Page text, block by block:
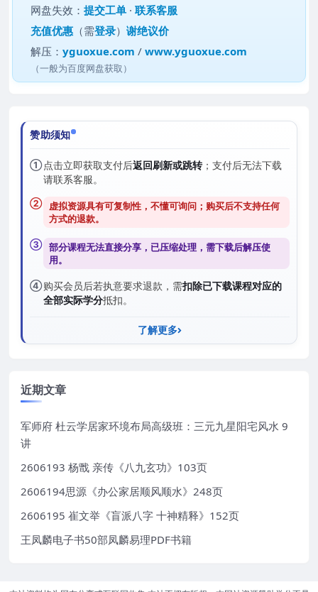
网盘失效：提交工单 ·联系客服
充值优惠 （需登录）谢绝议价
解压：yguoxue.com /www.yguoxue.com
（一般为百度网盘获取）
赞助须知
①点击立即获取支付后返回刷新或跳转；支付后无法下载
请联系客服。
② 虚拟资源具有可复制性，不懂可询问；购买后不支持任何
方式的退款。
③ 部分课程无法直接分享，已压缩处理，需下载后解压使
用。
④购买会员后若执意要求退款，需扣除已下载课程对应的
全部实际学分抵扣。
了解更多
近期文章
军师府 杜云学居家环境布局高级班：三元九星阳宅风水 9
讲
2606193 杨戬 亲传《八九玄功》103页
2606194思源《办公家居顺风顺水》248页
2606195 崔文举《盲派八字 十神精释》152页
王凤麟电子书50部凤麟易理PDF书籍